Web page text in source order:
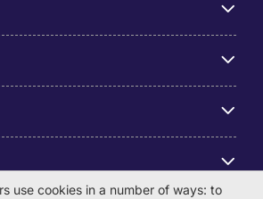
use cookies in a number of ways: to